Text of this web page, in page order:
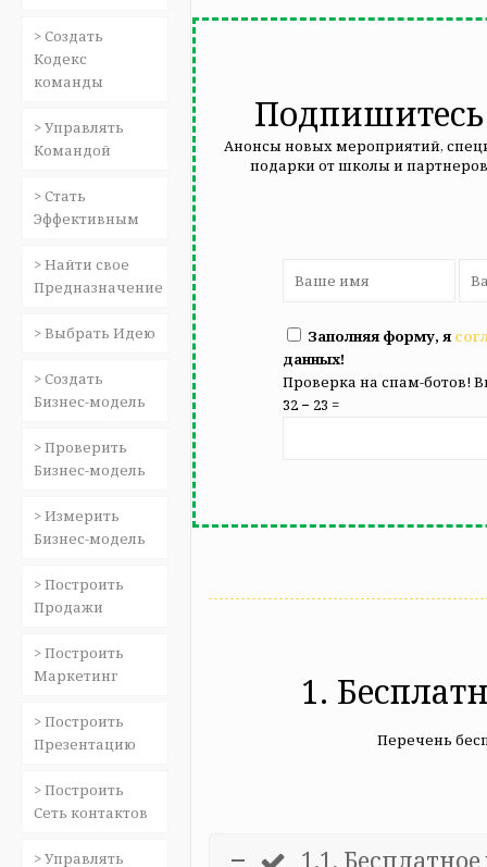
Анонсы новых мероприятий,
подарки от школы и
Заполняя форму, я
данных!
Проверка на спам-ботов!
32 − 23 =
1.
Перечень
1.1.
> Создать
Кодекс
команды
> Управлять
Командой
> Стать
Эффективным
> Найти свое
Предназначение
> Выбрать Идею
> Создать
Бизнес-модель
> Проверить
Бизнес-модель
> Измерить
Бизнес-модель
> Построить
Продажи
> Построить
Маркетинг
> Построить
Презентацию
> Построить
Сеть контактов
> Управлять